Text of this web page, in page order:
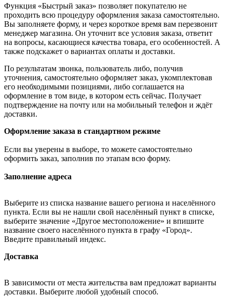
Функция «Быстрый заказ» позволяет покупателю не
проходить всю процедуру оформления заказа самостоятельно.
Вы заполняете форму, и через короткое время вам перезвонит
менеджер магазина. Он уточнит все условия заказа, ответит
на вопросы, касающиеся качества товара, его особенностей. А
также подскажет о вариантах оплаты и доставки.
По результатам звонка, пользователь либо, получив
уточнения, самостоятельно оформляет заказ, укомплектовав
его необходимыми позициями, либо соглашается на
оформление в том виде, в котором есть сейчас. Получает
подтверждение на почту или на мобильный телефон и ждёт
доставки.
Оформление заказа в стандартном режиме
Если вы уверены в выборе, то можете самостоятельно
оформить заказ, заполнив по этапам всю форму.
Заполнение адреса
Выберите из списка название вашего региона и населённого
пункта. Если вы не нашли свой населённый пункт в списке,
выберите значение «Другое местоположение» и впишите
название своего населённого пункта в графу «Город».
Введите правильный индекс.
Доставка
В зависимости от места жительства вам предложат варианты
доставки. Выберите любой удобный способ.